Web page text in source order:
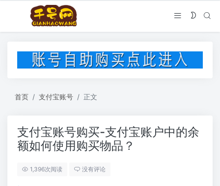
首页 支付宝账号 正文
支付宝账号购买-支付宝账户中的余
额如何使用购买物品？
1,396次阅读 没有评论